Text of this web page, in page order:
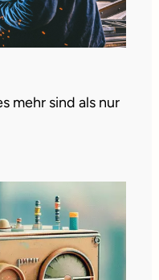
mehr sind als nur